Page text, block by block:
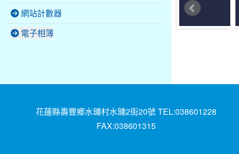
網站計數器
電子相簿
花蓮縣壽豐鄉水璉村水璉2街20號 TEL:038601228
FAX:038601315